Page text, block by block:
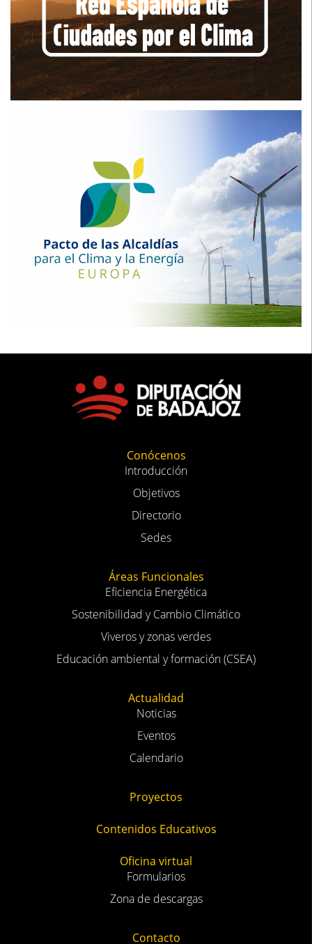
Conócenos
Introducción
Objetivos
Directorio
Sedes
Áreas Funcionales
Eficiencia Energética
Sostenibilidad y Cambio Climático
Viveros y zonas verdes
Educación ambiental y formación (CSEA)
Actualidad
Noticias
Eventos
Calendario
Proyectos
Contenidos Educativos
Oficina virtual
Formularios
Zona de descargas
Contacto